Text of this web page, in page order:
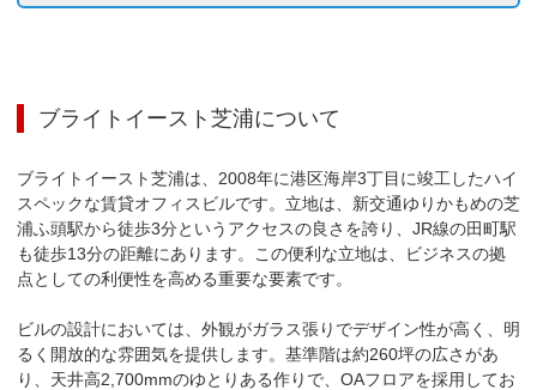
ブライトイースト芝浦について
ブライトイースト芝浦は、2008年に港区海岸3丁目に竣工したハイ
スペックな賃貸オフィスビルです。立地は、新交通ゆりかもめの芝
浦ふ頭駅から徒歩3分というアクセスの良さを誇り、JR線の田町駅
も徒歩13分の距離にあります。この便利な立地は、ビジネスの拠
点としての利便性を高める重要な要素です。
ビルの設計においては、外観がガラス張りでデザイン性が高く、明
るく開放的な雰囲気を提供します。基準階は約260坪の広さがあ
り、天井高2,700mmのゆとりある作りで、OAフロアを採用してお